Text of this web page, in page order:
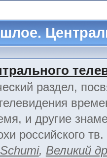
раздел,
и другие
российского тв.
Schumi, Великий